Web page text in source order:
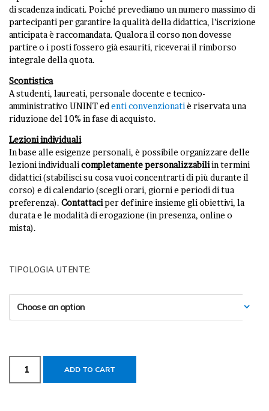
di scadenza indicati. Poiché prevediamo un numero massimo di
partecipanti per garantire la qualità della didattica, l’iscrizione
anticipata è raccomandata. Qualora il corso non dovesse
partire o i posti fossero già esauriti, riceverai il rimborso
integrale della quota.
Scontistica
A studenti, laureati, personale docente e tecnico-
amministrativo UNINT ed enti convenzionatiè riservata una
riduzione del 10% in fase di acquisto.
Lezioni individuali
In base alle esigenze personali, è possibile organizzare delle
lezioni individualicompletamente personalizzabiliin termini
didattici (stabilisci su cosa vuoi concentrarti di più durante il
corso) e di calendario (scegli orari, giorni e periodi di tua
preferenza). Contattaciper definire insieme gli obiettivi, la
durata e le modalità di erogazione (in presenza, online o
mista).
TIPOLOGIA UTENTE:
ADD TO CART